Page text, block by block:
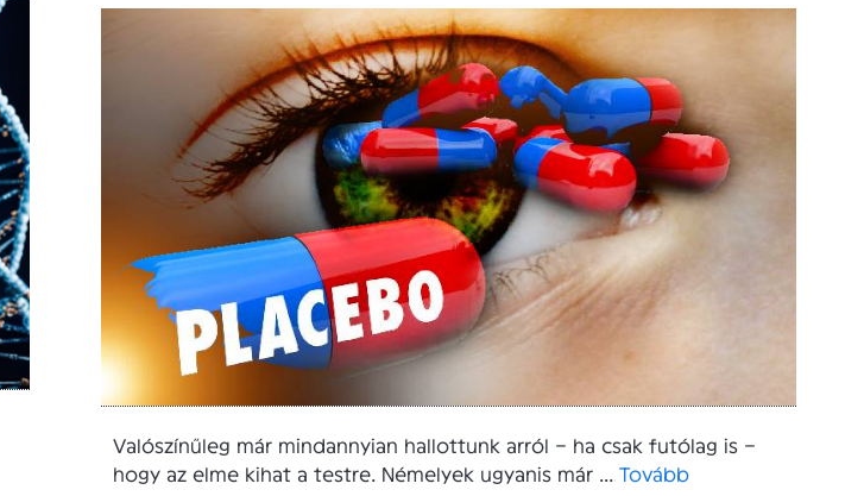
Valószínűleg már mindannyian hallottunk arról – ha csak futólag is –
hogy az elme kihat a testre. Némelyek ugyanis már ... Tovább